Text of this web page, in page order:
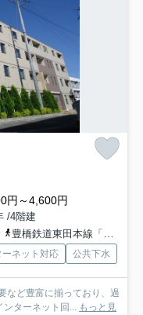
円～4,600円
/4階建
豊橋鉄道東田本線「競輪場前」駅 徒歩19分
ーネット対応 公共下水
など豊富に揃っており、過
ンターネット回... もっと見